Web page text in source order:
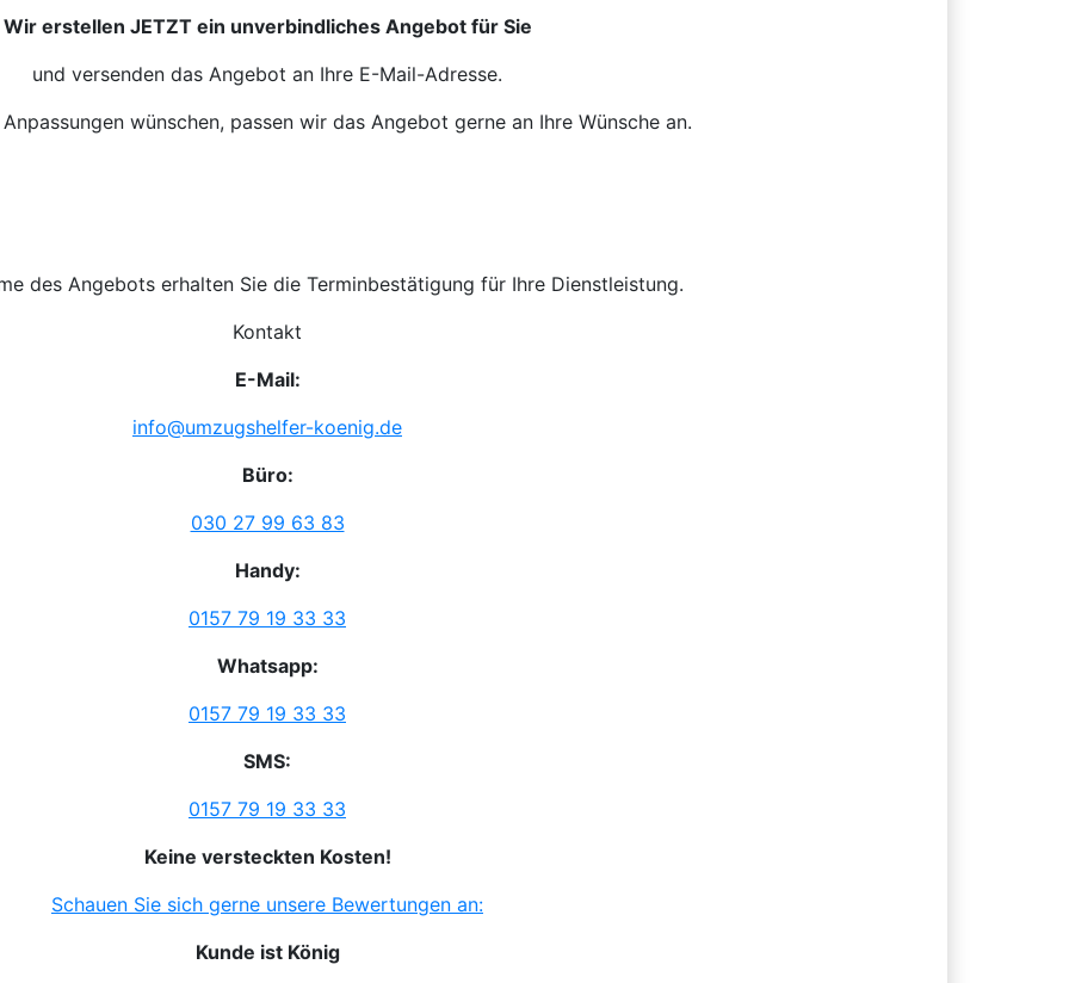
Wir erstellen JETZT ein unverbindliches Angebot für Sie
und versenden das Angebot an Ihre E-Mail-Adresse.
wünschen, passen wir das Angebot gerne an Ihre Wünsche an.
des Angebots erhalten Sie die Terminbestätigung für Ihre Dienstleistung.
Kontakt
E-Mail:
info@umzugshelfer-koenig.de
Büro:
030 27 99 63 83
Handy:
0157 79 19 33 33
Whatsapp:
0157 79 19 33 33
SMS:
0157 79 19 33 33
Keine versteckten Kosten!
Schauen Sie sich gerne unsere Bewertungen an:
Kunde ist König